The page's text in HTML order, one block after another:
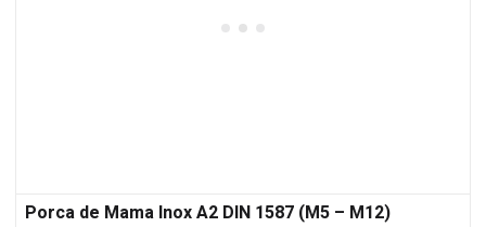
Porca de Mama Inox A2 DIN 1587 (M5 – M12)